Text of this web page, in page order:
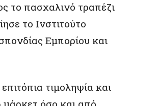
το πασχαλινό τραπέζι
το Ινστιτούτο
Εμπορίου και
τιμοληψία και